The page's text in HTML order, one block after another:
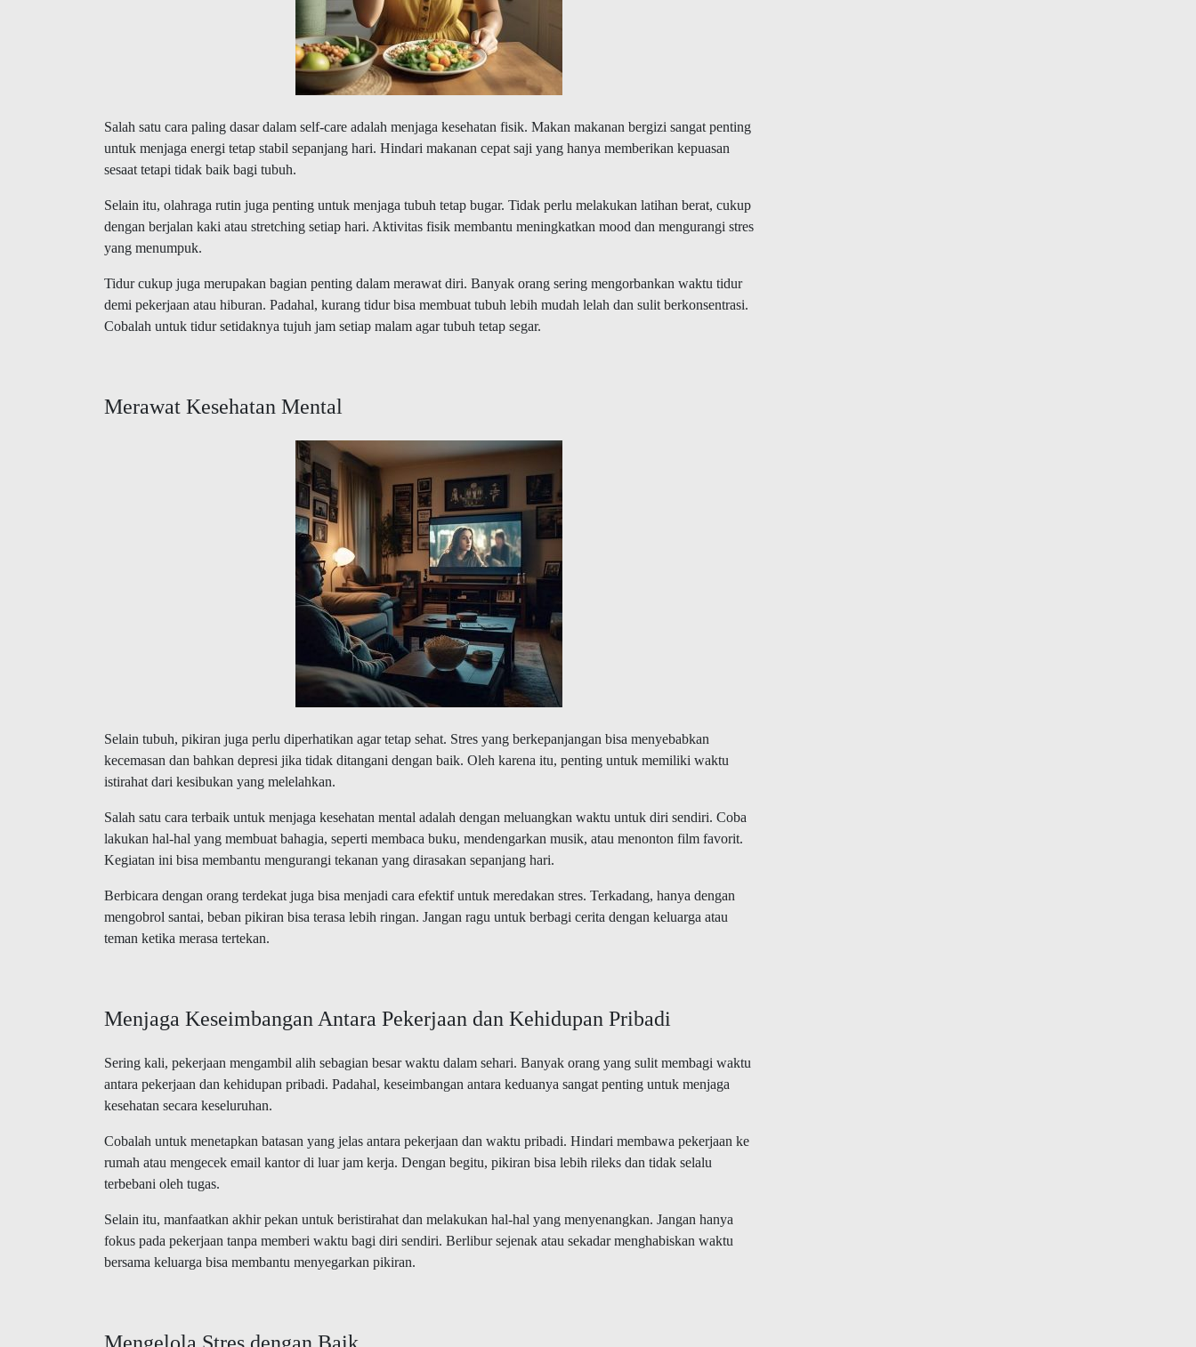
Salah satu cara paling dasar dalam self-care adalah menjaga kesehatan fisik. Makan makanan bergizi sangat penting
untuk menjaga energi tetap stabil sepanjang hari. Hindari makanan cepat saji yang hanya memberikan kepuasan
sesaat tetapi tidak baik bagi tubuh.
Selain itu, olahraga rutin juga penting untuk menjaga tubuh tetap bugar. Tidak perlu melakukan latihan berat, cukup
dengan berjalan kaki atau stretching setiap hari. Aktivitas fisik membantu meningkatkan mood dan mengurangi stres
yang menumpuk.
Tidur cukup juga merupakan bagian penting dalam merawat diri. Banyak orang sering mengorbankan waktu tidur
demi pekerjaan atau hiburan. Padahal, kurang tidur bisa membuat tubuh lebih mudah lelah dan sulit berkonsentrasi.
Cobalah untuk tidur setidaknya tujuh jam setiap malam agar tubuh tetap segar.
Merawat Kesehatan Mental
Selain tubuh, pikiran juga perlu diperhatikan agar tetap sehat. Stres yang berkepanjangan bisa menyebabkan
kecemasan dan bahkan depresi jika tidak ditangani dengan baik. Oleh karena itu, penting untuk memiliki waktu
istirahat dari kesibukan yang melelahkan.
Salah satu cara terbaik untuk menjaga kesehatan mental adalah dengan meluangkan waktu untuk diri sendiri. Coba
lakukan hal-hal yang membuat bahagia, seperti membaca buku, mendengarkan musik, atau menonton film favorit.
Kegiatan ini bisa membantu mengurangi tekanan yang dirasakan sepanjang hari.
Berbicara dengan orang terdekat juga bisa menjadi cara efektif untuk meredakan stres. Terkadang, hanya dengan
mengobrol santai, beban pikiran bisa terasa lebih ringan. Jangan ragu untuk berbagi cerita dengan keluarga atau
teman ketika merasa tertekan.
Menjaga Keseimbangan Antara Pekerjaan dan Kehidupan Pribadi
Sering kali, pekerjaan mengambil alih sebagian besar waktu dalam sehari. Banyak orang yang sulit membagi waktu
antara pekerjaan dan kehidupan pribadi. Padahal, keseimbangan antara keduanya sangat penting untuk menjaga
kesehatan secara keseluruhan.
Cobalah untuk menetapkan batasan yang jelas antara pekerjaan dan waktu pribadi. Hindari membawa pekerjaan ke
rumah atau mengecek email kantor di luar jam kerja. Dengan begitu, pikiran bisa lebih rileks dan tidak selalu
terbebani oleh tugas.
Selain itu, manfaatkan akhir pekan untuk beristirahat dan melakukan hal-hal yang menyenangkan. Jangan hanya
fokus pada pekerjaan tanpa memberi waktu bagi diri sendiri. Berlibur sejenak atau sekadar menghabiskan waktu
bersama keluarga bisa membantu menyegarkan pikiran.
Mengelola Stres dengan Baik